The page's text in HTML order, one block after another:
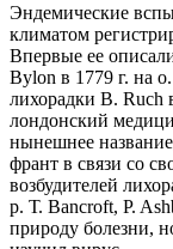
Эндемические
климатом
Впервые ее
Bylon в 1779 г. на
лихорадки В. Ruch
лондонский
нынешнее
франт в связи со
возбудителей
p. Т. Bancroft, P.
природу болезни,